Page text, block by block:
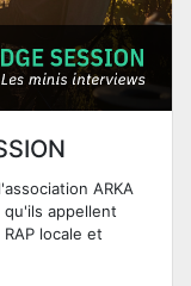
ARKA
appellent
locale et